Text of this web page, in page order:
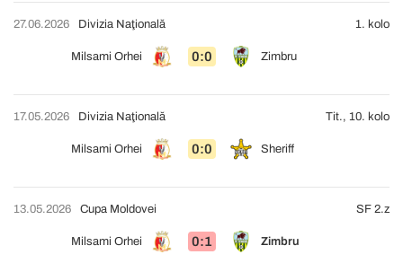
27.06.2026
Milsami Orhei 0:0 Zimbru
Divizia Naţională 1. kolo
17.05.2026
Milsami Orhei 0:0 Sheriff
Divizia Naţională Tit., 10. kolo
13.05.2026
Milsami Orhei 0:1 Zimbru
Cupa Moldovei SF 2.z